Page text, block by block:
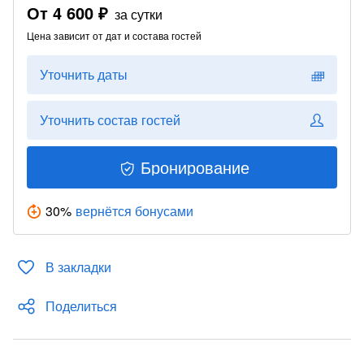
От 4 600 ₽ за сутки
Цена зависит от дат и состава гостей
Уточнить даты
Уточнить состав гостей
Бронирование
30% вернётся бонусами
В закладки
Поделиться